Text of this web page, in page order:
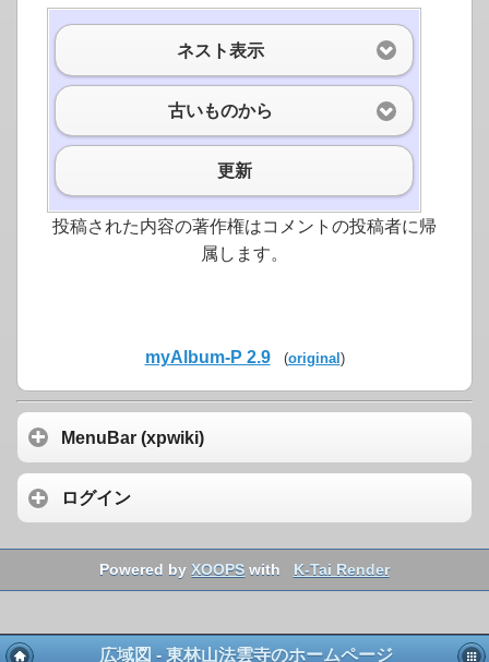
ネスト表示
古いものから
更新
投稿された内容の著作権はコメントの投稿者に帰
属します。
myAlbum-P 2.9 (original )
MenuBar (xpwiki)
ログイン
Powered byXOOPS with K-Tai Render
広域図 - 東林山法雲寺のホームページ